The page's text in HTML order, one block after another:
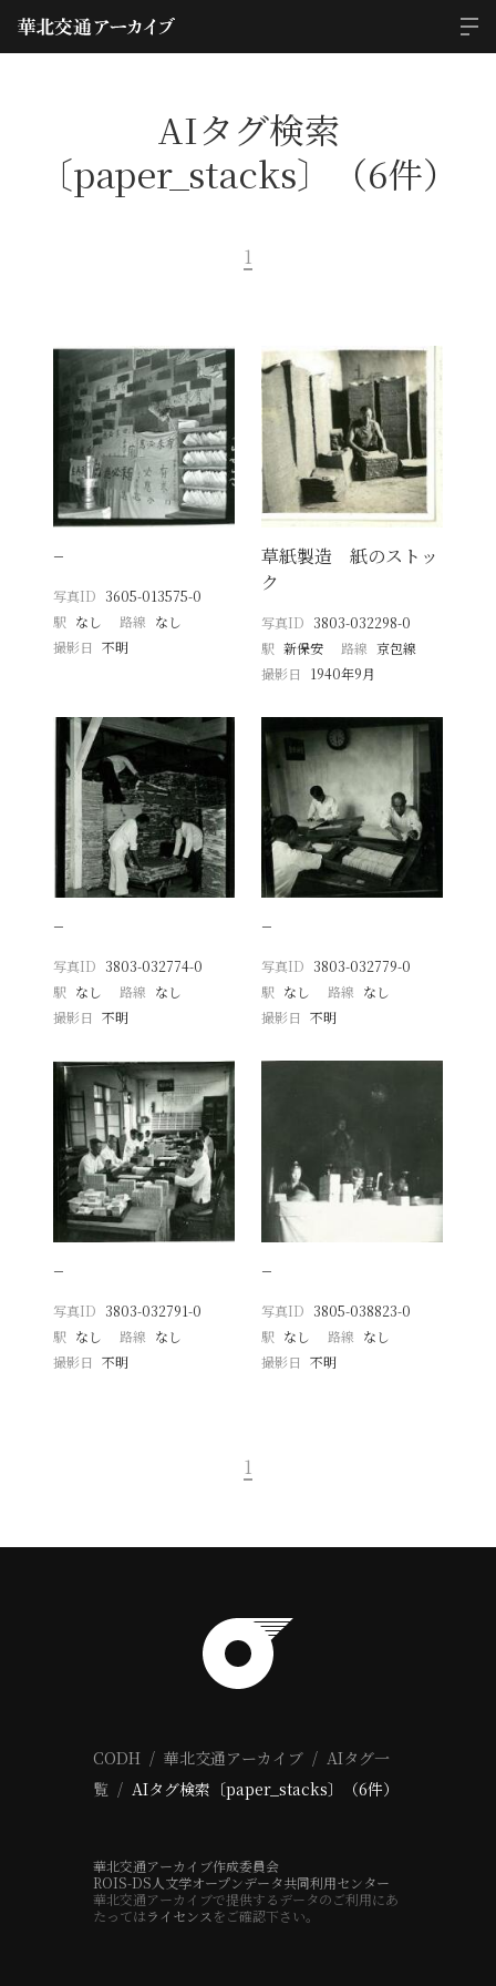
AIタグ検索
〔paper_stacks〕（6件）
1
−
写真ID 3605-013575-0
駅 なし 路線 なし
撮影日
不明
草紙製造 紙のストッ
ク
写真ID 3803-032298-0
駅 新保安 路線 京包線
撮影日
1940年9月
−
写真ID 3803-032774-0
駅 なし 路線 なし
撮影日
不明
−
写真ID 3803-032779-0
駅 なし 路線 なし
撮影日 不明
−
写真ID 3803-032791-0
駅 なし 路線 なし
撮影日
不明
−
写真ID 3805-038823-0
駅 なし 路線 なし
撮影日 不明
1
CODH 華北交通アーカイブ
AIタグ一
覧
AIタグ検索〔paper_stacks〕（6件）
華北交通アーカイブ作成委員会
ROIS-DS人文学オープンデータ共同利用センター
華北交通アーカイブで提供するデータのご利用にあ
たってはライセンス をご確認下さい。